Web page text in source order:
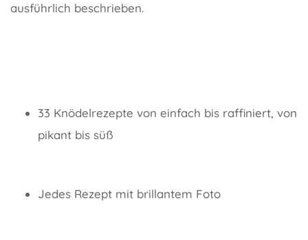
ausführlich beschrieben.
33 Knödelrezepte von einfach bis raffiniert, von
pikant bis süß
Jedes Rezept mit brillantem Foto